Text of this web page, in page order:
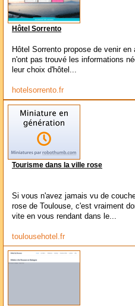
Hôtel Sorrento
Hôtel Sorrento propose de venir
n'ont pas trouvé les informations
leur choix d'hôtel...
hotelsorrento.fr
Tourisme dans la ville rose
Si vous n'avez jamais vu de
rose de Toulouse, c'est vraiment
vite en vous rendant dans le...
toulousehotel.fr